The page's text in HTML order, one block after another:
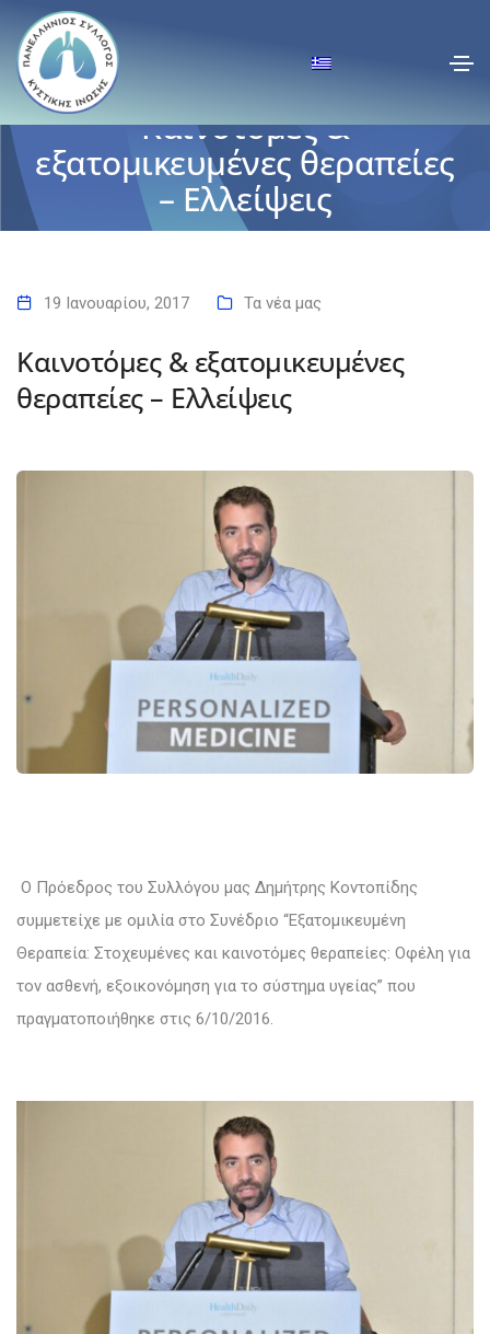
Καινοτόμες &
εξατομικευμένες θεραπείες
– Ελλείψεις
Αρχική Καινοτόμες & εξατομικευμένες θεραπείες – Ελλείψεις
19 Ιανουαρίου, 2017 Τα νέα μας
Καινοτόμες & εξατομικευμένες
θεραπείες – Ελλείψεις
Ο Πρόεδρος του Συλλόγου μας Δημήτρης Κοντοπίδης
συμμετείχε με ομιλία στο Συνέδριο “Εξατομικευμένη
Θεραπεία: Στοχευμένες και καινοτόμες θεραπείες: Οφέλη για
τον ασθενή, εξοικονόμηση για το σύστημα υγείας” που
πραγματοποιήθηκε στις 6/10/2016.